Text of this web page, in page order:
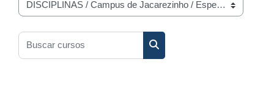
Categorias de Cursos
Buscar cursos
Buscar cursos